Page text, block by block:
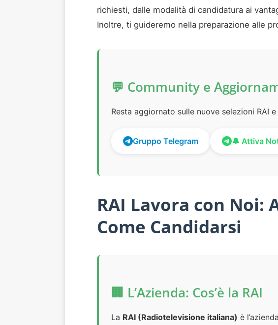
richiesti, dalle modalità di candidatura ai
Inoltre, ti guideremo nella preparazione alle
💬 Community e
Resta aggiornato sulle nuove selezioni RAI
Gruppo Telegram 🔔 Attiva
RAI Lavora con Noi:
Come Candidarsi
🏢 L’Azienda: Cos’è la RAI
La RAI (Radiotelevisione italiana) è